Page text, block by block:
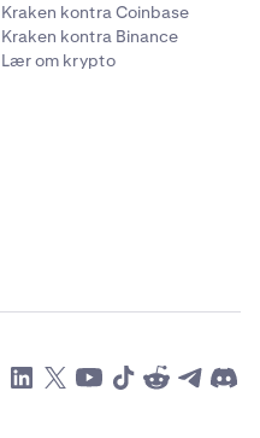
Kraken kontra Coinbase
Kraken kontra Binance
Lær om krypto